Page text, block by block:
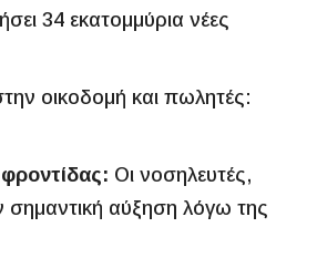
34 εκατομμύρια νέες
οικοδομή και πωλητές:
Οι νοσηλευτές,
σημαντική αύξηση λόγω της